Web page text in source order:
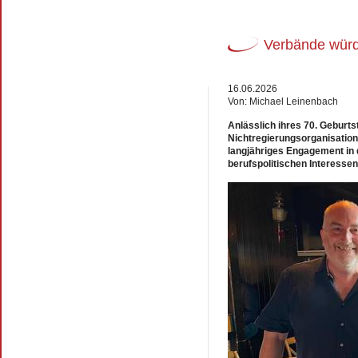
Verbände
16.06.2026
Von: Michael Leinenbach
Anlässlich ihres 70.
langjähriges Engagement
berufspolitischen